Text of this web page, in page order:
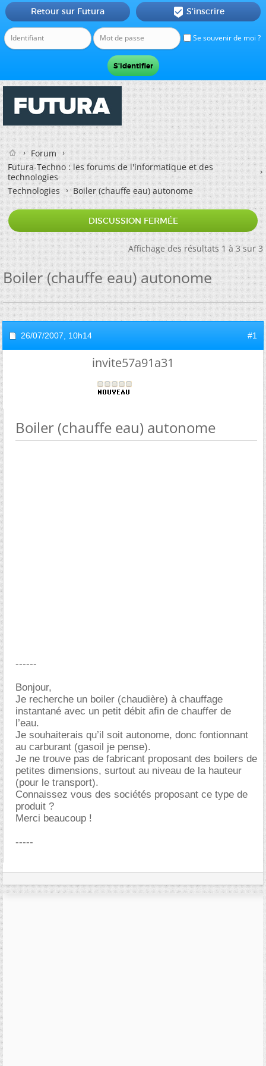
Se souvenir de moi ?
Retour sur Futura  S'inscrire
Forum
Futura-Techno : les forums de l'informatique et des
technologies
Technologies
Boiler (chauffe eau) autonome
DISCUSSION FERMÉE
Affichage des résultats 1 à 3 sur 3
Boiler (chauffe eau) autonome
26/07/2007, 10h14 #1
invite57a91a31
Boiler (chauffe eau) autonome
------
Bonjour,
Je recherche un boiler (chaudière) à chauffage
instantané avec un petit débit afin de chauffer de
l’eau.
Je souhaiterais qu’il soit autonome, donc fontionnant
au carburant (gasoil je pense).
Je ne trouve pas de fabricant proposant des boilers de
petites dimensions, surtout au niveau de la hauteur
(pour le transport).
Connaissez vous des sociétés proposant ce type de
produit ?
Merci beaucoup !
-----